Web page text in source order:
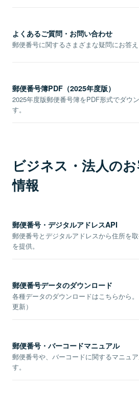
よくあるご質問・お問い合わせ
郵便番号に関するさまざまな疑問にお答え
郵便番号簿PDF（2025年度版）
2025年度版郵便番号簿をPDF形式でダウ
す。
ビジネス・法人の
情報
郵便番号・デジタルアドレスAPI
郵便番号とデジタルアドレスから住所を
を提供。
郵便番号データのダウンロード
各種データのダウンロードはこちらから
更新）
郵便番号・バーコードマニュアル
郵便番号や、バーコードに関するマニュ
す。